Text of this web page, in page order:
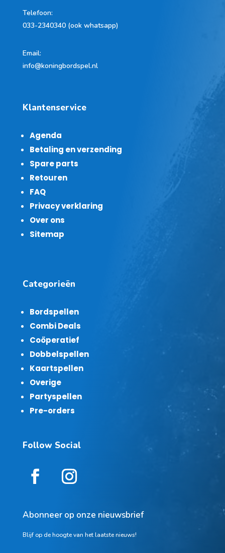
Telefoon:
033-2340340 (ook whatsapp)
Email:
info@koningbordspel.nl
Klantenservice
Agenda
Betaling en verzending
Spare parts
Retouren
FAQ
Privacy verklaring
Over ons
Sitemap
Categorieën
Bordspellen
Combi Deals
Coöperatief
Dobbelspellen
Kaartspellen
Overige
Partyspellen
Pre-orders
Follow Social
Abonneer op onze nieuwsbrief
Blijf op de hoogte van het laatste nieuws!